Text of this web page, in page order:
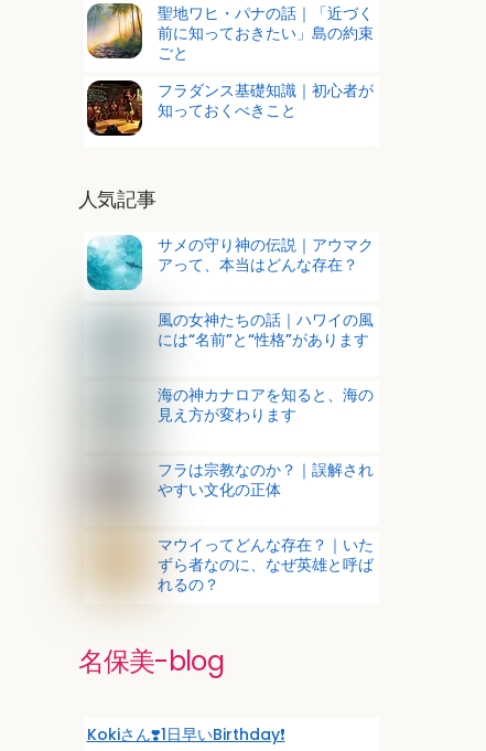
聖地ワヒ・パナの話｜「近づく
前に知っておきたい」島の約束
ごと
フラダンス基礎知識｜初心者が
知っておくべきこと
人気記事
サメの守り神の伝説｜アウマク
アって、本当はどんな存在？
風の女神たちの話｜ハワイの風
には“名前”と“性格”があります
海の神カナロアを知ると、海の
見え方が変わります
フラは宗教なのか？｜誤解され
やすい文化の正体
マウイってどんな存在？｜いた
ずら者なのに、なぜ英雄と呼ば
れるの？
名保美-blog
Kokiさん❣️1日早いBirthday❗️